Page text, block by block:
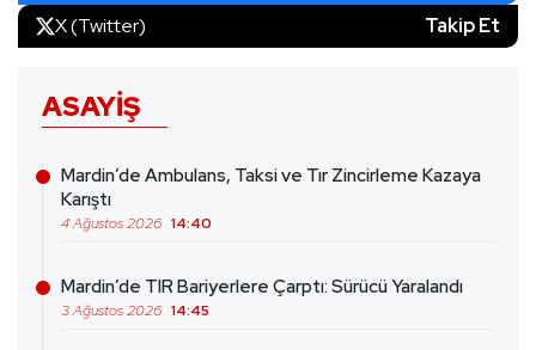
X (Twitter) Takip Et
ASAYIŞ
Mardin’de Ambulans, Taksi ve Tır Zincirleme Kazaya
Karıştı
4 Ağustos 2026 14:40
Mardin’de TIR Bariyerlere Çarptı: Sürücü Yaralandı
3 Ağustos 2026 14:45